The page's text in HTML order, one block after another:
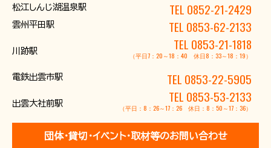
松江しんじ湖温泉駅 TEL 0852-21-2429
雲州平田駅 TEL 0853-62-2133
川跡駅 TEL 0853-21-1818
（平日7：20～18：40 休日8：33～18：19）
電鉄出雲市駅 TEL 0853-22-5905
出雲大社前駅 TEL 0853-53-2133
（平日：8：26～17：26 休日：8：50～17：36）
団体･貸切･イベント･取材等のお問い合わせ